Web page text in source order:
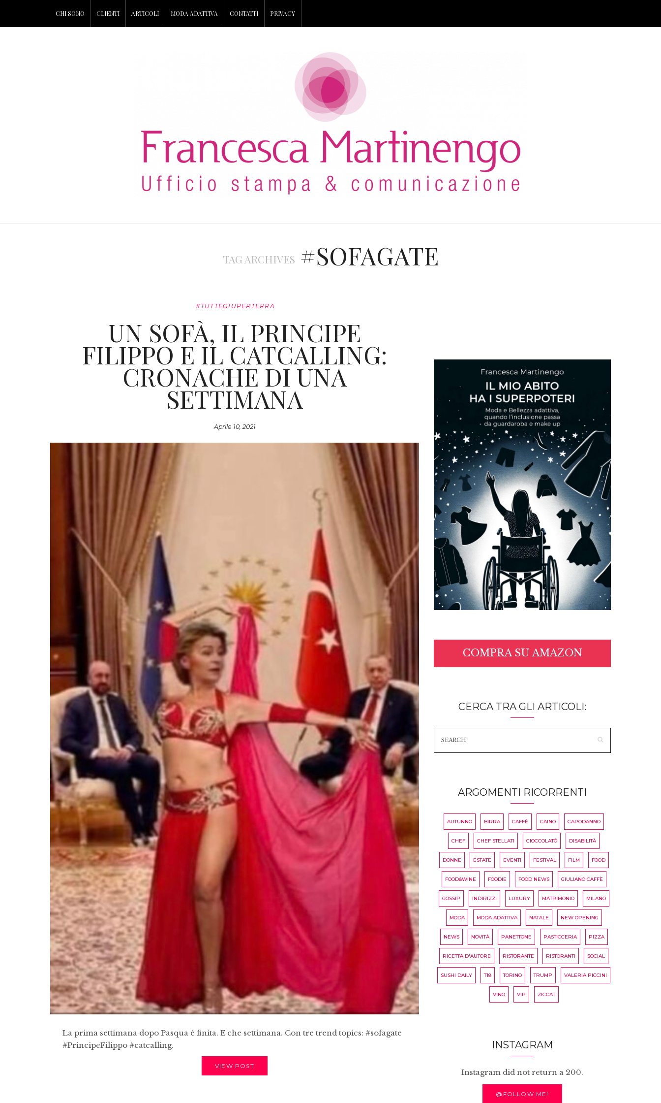
CHI SONO CLIENTI ARTICOLI MODA ADATTIVA CONTATTI PRIVACY
TAG ARCHIVES #SOFAGATE
#TUTTEGIUPERTERRA
UN SOFÀ, IL PRINCIPE
FILIPPO E IL CATCALLING:
CRONACHE DI UNA
SETTIMANA
Aprile 10, 2021
La prima settimana dopo Pasqua è finita. E che settimana. Con tre trend topics: #sofagate
#PrincipeFilippo #catcalling.
VIEW POST
COMPRA SU AMAZON
CERCA TRA GLI ARTICOLI:
ARGOMENTI RICORRENTI
AUTUNNO BIRRA CAFFÈ CAINO CAPODANNO
CHEF CHEF STELLATI CIOCCOLATÒ DISABILITÀ
DONNE ESTATE EVENTI FESTIVAL FILM FOOD
FOOD&WINE FOODIE FOOD NEWS GIULIANO CAFFÈ
GOSSIP INDIRIZZI LUXURY MATRIMONIO MILANO
MODA MODA ADATTIVA NATALE NEW OPENING
NEWS NOVITÀ PANETTONE PASTICCERIA PIZZA
RICETTA D'AUTORE RISTORANTE RISTORANTI SOCIAL
SUSHI DAILY T18 TORINO TRUMP VALERIA PICCINI
VINO VIP ZICCAT
INSTAGRAM
Instagram did not return a 200.
@FOLLOW ME!